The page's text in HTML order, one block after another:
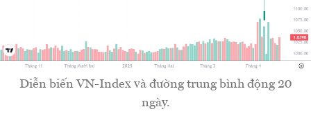
Diễn biến VN-Index và đường trung bình động 20
ngày.